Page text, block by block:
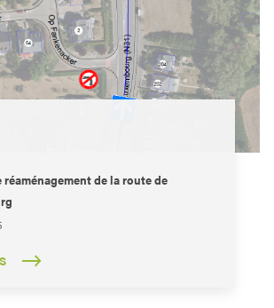
réaménagement de la route de